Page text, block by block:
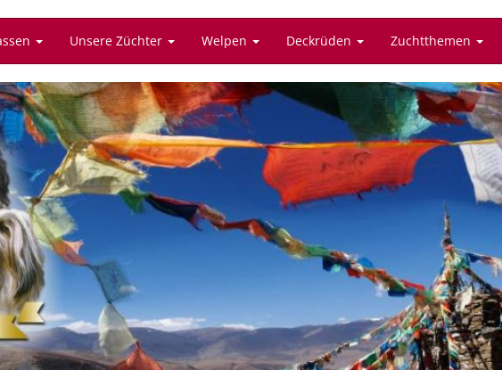
Unsere Züchter Welpen Deckrüden Zuchtthemen